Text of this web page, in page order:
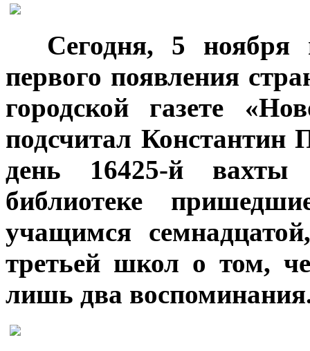
Сегодня, 5 ноября
первого появления
городской газете
подсчитал Константин
день 16425-й
библиотеке
учащимся
третьей школ о том,
лишь два